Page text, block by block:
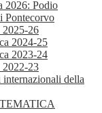
2026: Podio
Pontecorvo
26
2024-25
2023-24
23
della